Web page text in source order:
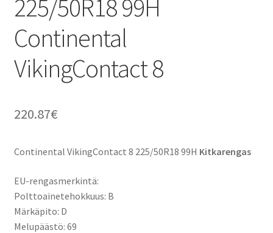
225/50R18 99H
Continental
VikingContact 8
220.87€
Continental VikingContact 8 225/50R18 99H Kitkarengas
EU-rengasmerkintä:
Polttoainetehokkuus: B
Märkäpito: D
Melupäästö: 69